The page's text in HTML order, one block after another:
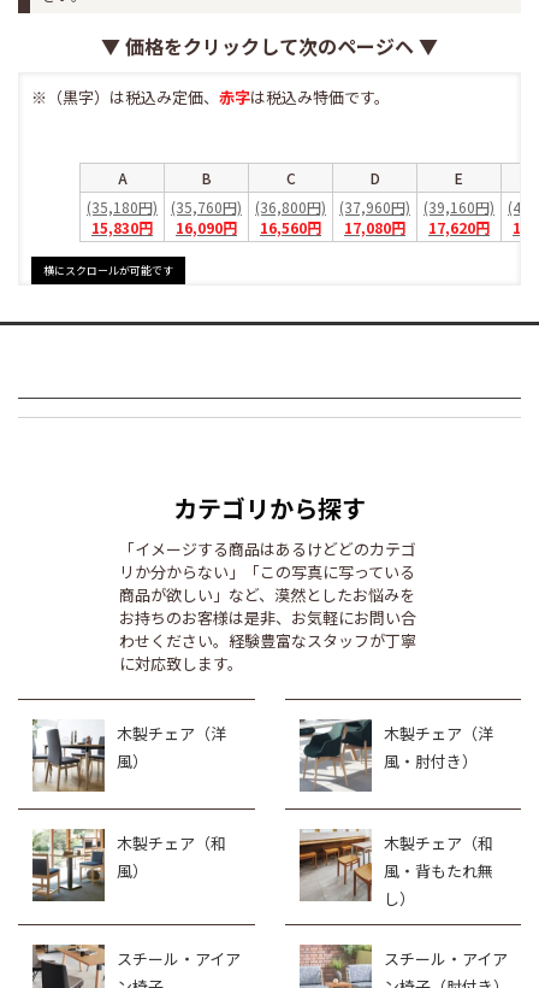
▼ 価格をクリックして次のページヘ ▼
※（黒字）は税込み定価、 赤字は税込み特価です。
A B C D
E
(35,180円)
15,830円
(35,760円)
16,090円
(36,800円)
16,560円
(37,960円)
17,080円
(39,160円)
17,620円
カテゴリから探す
「イメージする商品はあるけどどのカテゴ
リか分からない」「この写真に写っている
商品が欲しい」など、漠然としたお悩みを
お持ちのお客様は是非、お気軽にお問い合
わせください。経験豊富なスタッフが丁寧
に対応致します。
木製チェア（洋
風）
木製チェア（洋
風・肘付き）
木製チェア（和
風）
木製チェア（和
風・背もたれ無
し）
スチール・アイア
スチール・アイア